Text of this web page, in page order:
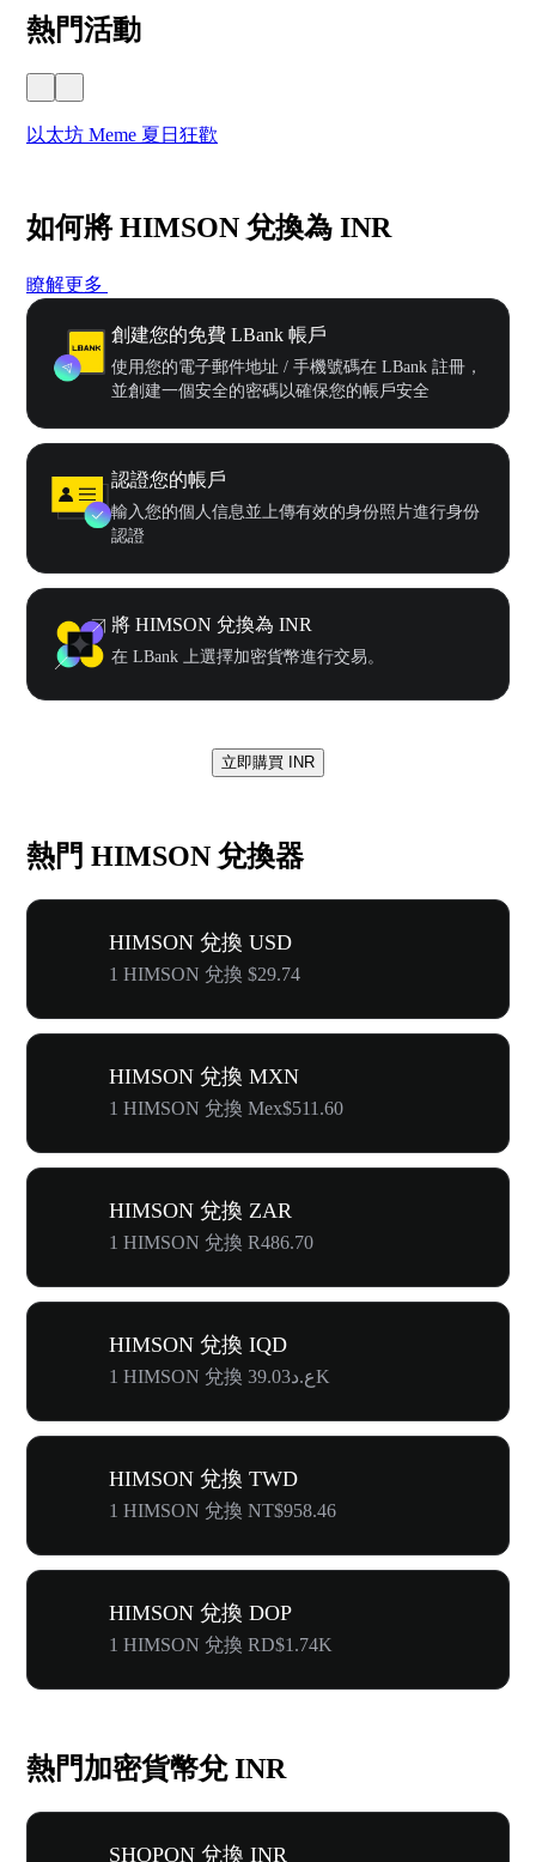
熱門活動
以太坊 Meme 夏日狂歡
如何將 HIMSON 兌換為 INR
瞭解更多
創建您的免費 LBank 帳戶
使用您的電子郵件地址 / 手機號碼在 LBank 註冊，
並創建一個安全的密碼以確保您的帳戶安全
認證您的帳戶
輸入您的個人信息並上傳有效的身份照片進行身份
認證
將 HIMSON 兌換為 INR
在 LBank 上選擇加密貨幣進行交易。
立即購買 INR
熱門 HIMSON 兌換器
HIMSON 兌換 USD
1 HIMSON 兌換 $29.74
HIMSON 兌換 MXN
1 HIMSON 兌換 Mex$511.60
HIMSON 兌換 ZAR
1 HIMSON 兌換 R486.70
HIMSON 兌換 IQD
1 HIMSON 兌換 ع.د39.03K
HIMSON 兌換 TWD
1 HIMSON 兌換 NT$958.46
HIMSON 兌換 DOP
1 HIMSON 兌換 RD$1.74K
熱門加密貨幣兌 INR
SHOPON 兌換 INR